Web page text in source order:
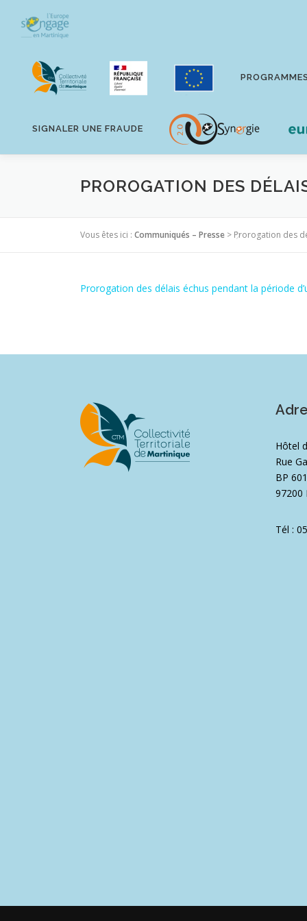
contenu
PROGRAMMES
SIGNALER UNE FRAUDE
PROROGATION DES
Vous êtes ici : Communiqués – Presse > Prorogation des
Prorogation des délais échus pendant la période
Hôtel
Rue
BP 601
97200
Tél :